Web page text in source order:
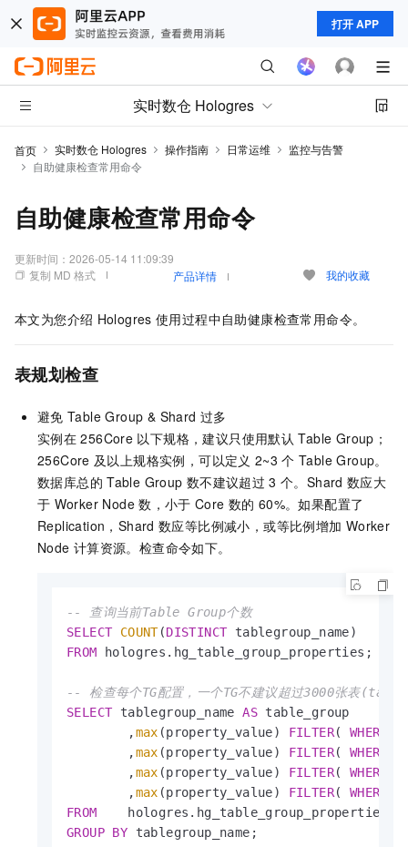
打开 APP
实时数仓 Hologres
首页 实时数仓 Hologres 操作指南 日常运维
监控与告警
自助健康检查常用命令
自助健康检查常用命令
更新时间： 2026-05-14 11:09:39
复制 MD 格式
产品详情 我的收藏
本文为您介绍 Hologres 使用过程中自助健康检查常用命令。
表规划检查
避免 Table Group & Shard 过多
实例在 256Core 以下规格，建议只使用默认 Table Group；
256Core 及以上规格实例，可以定义 2~3 个 Table Group。
数据库总的 Table Group 数不建议超过 3 个。Shard 数应大
于 Worker Node 数，小于 Core 数的 60%。如果配置了
Replication，Shard 数应等比例减小，或等比例增加 Worker
Node 计算资源。检查命令如下。
-- 查询当前Table Group个数
SELECT COUNT(DISTINCT
FROM hologres.hg_table_group_properties;
-- 检查每个TG配置，一个TG不建议超过3000张表
SELECT tablegroup_name AS table_group
        ,
max (property_value) FILTER( WHERE
        ,
max (property_value) FILTER( WHERE
        ,
max (property_value) FILTER( WHERE
        ,
max (property_value) FILTER( WHERE
FROM
GROUP BY tablegroup_name;